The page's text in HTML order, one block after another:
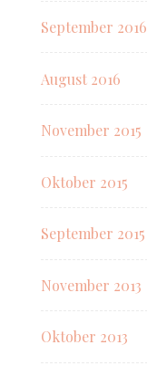
September 2016
August 2016
November 2015
Oktober 2015
September 2015
November 2013
Oktober 2013